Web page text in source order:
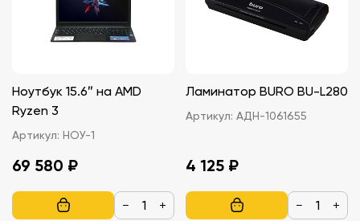
Ноутбук 15.6″ на AMD
Ryzen 3
Артикул: НОУ-1
69 580 ₽
− +
Ламинатор BURO BU-L280
Артикул: АДН-1061655
4 125 ₽
− +